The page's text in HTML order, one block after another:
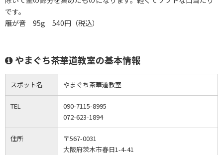
です。
雁が音 95g 540円（税込）
やまぐち茶華道教室の基本情報
スポット名 やまぐち茶華道教室
TEL
090-7115-8995
072-623-1894
住所
〒567-0031
大阪府茨木市春日1-4-41